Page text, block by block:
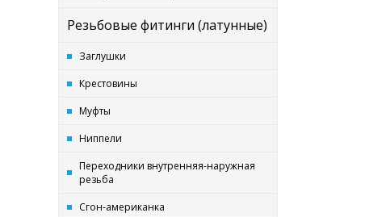
Резьбовые фитинги (латунные)
Заглушки
Крестовины
Муфты
Ниппели
Переходники внутренняя-наружная
резьба
Сгон-американка